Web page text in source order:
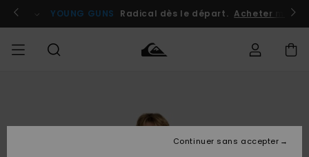
l'information
le
Se connecter / s'inscrire
YOUNG GUNS Radical dès le départ. Acheter
Homme
Homme
commande
Continuer sans accepter